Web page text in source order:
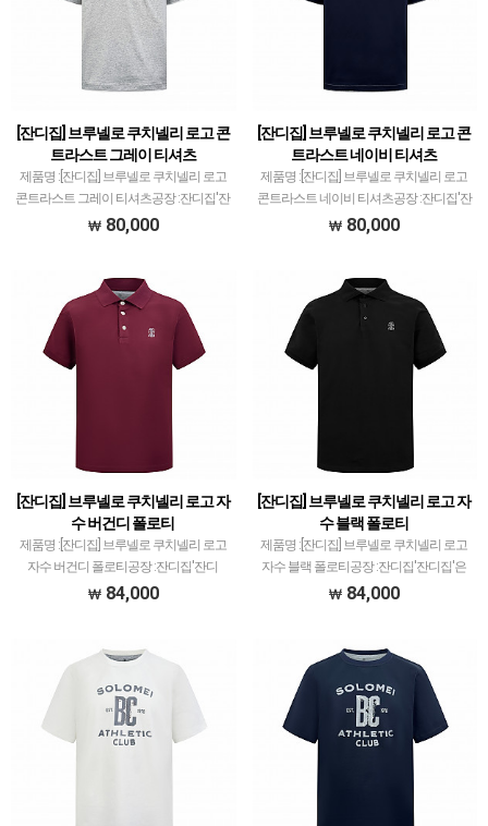
[잔디집] 브루넬로 쿠치넬리 로고 콘
트라스트 그레이 티셔츠
제품명 :[잔디집] 브루넬로 쿠치넬리 로고
콘트라스트 그레이 티셔츠공장 :잔디집'잔
디집'은 다양한 브랜드 의류 전문적으로
이즈 오차범위 거…
80,000
[잔디집] 브루넬로 쿠치넬리 로고 콘
트라스트 네이비 티셔츠
제품명 :[잔디집] 브루넬로 쿠치넬리 로고
콘트라스트 네이비 티셔츠공장 :잔디집'잔
디집'은 다양한 브랜드 의류 전문적으로
이즈 오차범위 거…
80,000
[잔디집] 브루넬로 쿠치넬리 로고 자
수 버건디 폴로티
제품명 :[잔디집] 브루넬로 쿠치넬리 로고
자수 버건디 폴로티공장 :잔디집'잔디
집'은 다양한 브랜드 의류 전문적으로 취
즈 오차범위 거의 초…
84,000
[잔디집] 브루넬로 쿠치넬리 로고 자
수 블랙 폴로티
제품명 :[잔디집] 브루넬로 쿠치넬리 로고
자수 블랙 폴로티공장 :잔디집'잔디집'은
다양한 브랜드 의류 전문적으로 취급하고
범위 거의 초과…
84,000